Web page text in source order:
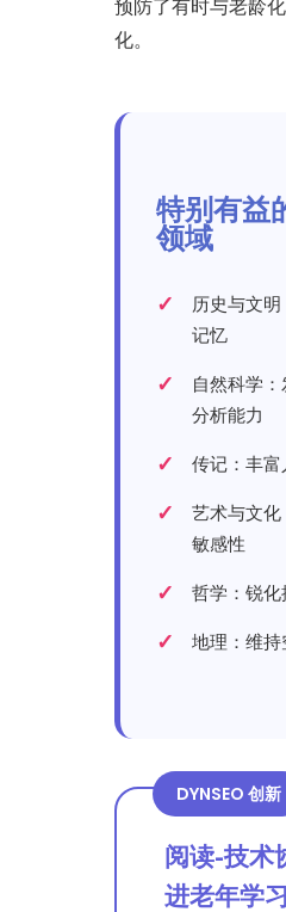
预防了有时与老龄
化。
特别有益
领域
历史与文
记忆
自然科学
分析能力
传记：丰
艺术与文
敏感性
哲学：锐
地理：维
DYNSEO 创新
阅读-技术
进老年学习